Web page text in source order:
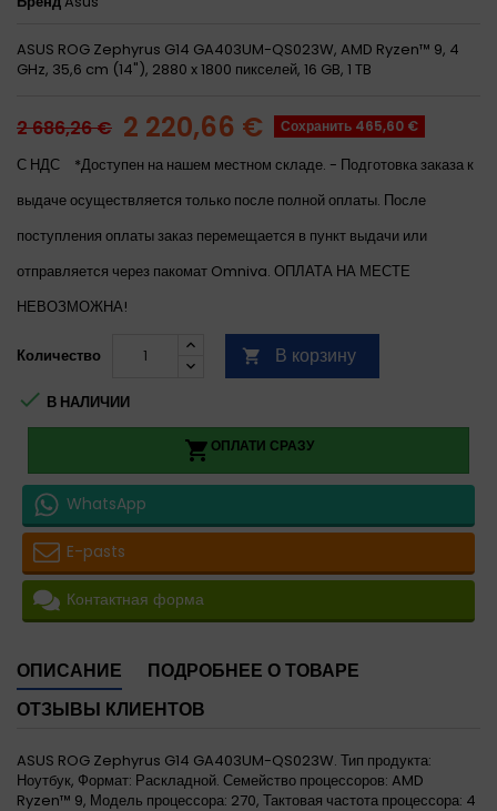
ASUS ROG Zephyrus G14 GA403UM-QS023W, AMD Ryzen™ 9, 4
GHz, 35,6 cm (14"), 2880 x 1800 пикселей, 16 GB, 1 TB
2 686,26 € 2 220,66 € Сохранить 465,60 €
С НДС
*Доступен на нашем местном складе. - Подготовка заказа к
выдаче осуществляется только после полной оплаты. После
поступления оплаты заказ перемещается в пункт выдачи или
отправляется через пакомат Omniva. ОПЛАТА НА МЕСТЕ
НЕВОЗМОЖНА!
Количество  В корзину
 В НАЛИЧИИ
ОПЛАТИ СРАЗУ
WhatsApp
E-pasts
Контактная форма
ОПИСАНИЕ
ПОДРОБНЕЕ О ТОВАРЕ
ОТЗЫВЫ КЛИЕНТОВ
ASUS ROG Zephyrus G14 GA403UM-QS023W. Тип продукта:
Ноутбук, Формат: Раскладной. Семейство процессоров: AMD
Ryzen™ 9, Модель процессора: 270, Тактовая частота процессора: 4